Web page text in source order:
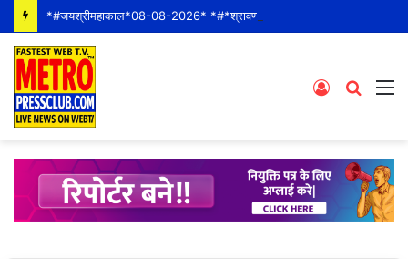
Search
Log